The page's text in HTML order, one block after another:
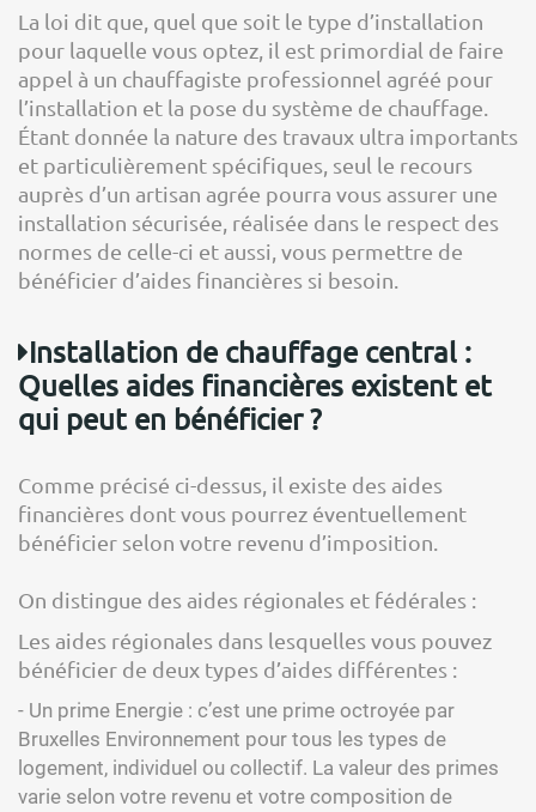
La loi dit que, quel que soit le type d’installation
pour laquelle vous optez, il est primordial de faire
appel à un chauffagiste professionnel agréé pour
l’installation et la pose du système de chauffage.
Étant donnée la nature des travaux ultra importants
et particulièrement spécifiques, seul le recours
auprès d’un artisan agrée pourra vous assurer une
installation sécurisée, réalisée dans le respect des
normes de celle-ci et aussi, vous permettre de
bénéficier d’aides financières si besoin.
Installation de chauffage central :
Quelles aides financières existent et
qui peut en bénéficier ?
Comme précisé ci-dessus, il existe des aides
financières dont vous pourrez éventuellement
bénéficier selon votre revenu d’imposition.
On distingue des aides régionales et fédérales :
Les aides régionales dans lesquelles vous pouvez
bénéficier de deux types d’aides différentes :
- Un prime Energie : c’est une prime octroyée par
Bruxelles Environnement pour tous les types de
logement, individuel ou collectif. La valeur des primes
varie selon votre revenu et votre composition de